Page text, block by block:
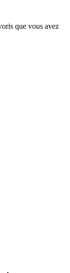
que vous avez